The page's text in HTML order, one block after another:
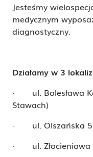
Jesteśmy
medycznym
diagnostyczny.
Działamy w 3
·
ul. Bolesława
Stawach)
·
ul. Olszańska 5
·
ul.